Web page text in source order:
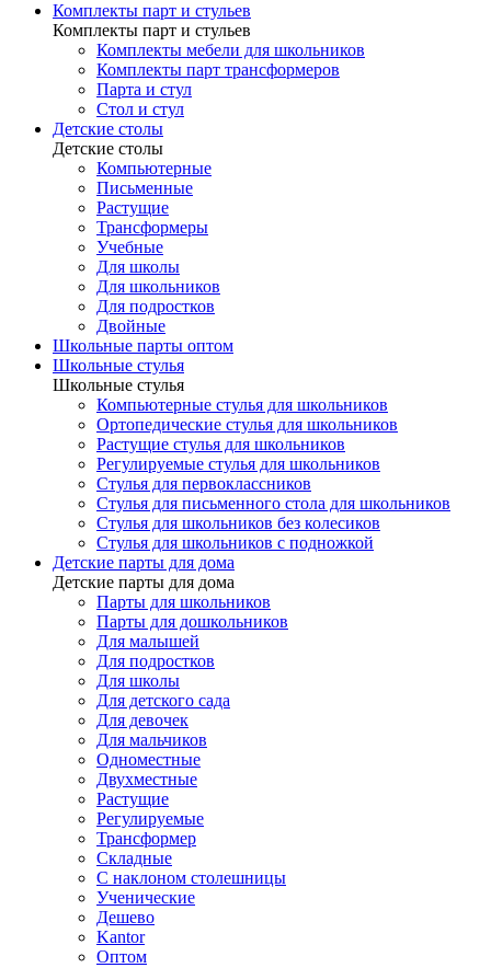
Комплекты парт и стульев
Комплекты парт и стульев
Комплекты мебели для школьников
Комплекты парт трансформеров
Парта и стул
Стол и стул
Детские столы
Детские столы
Компьютерные
Письменные
Растущие
Трансформеры
Учебные
Для школы
Для школьников
Для подростков
Двойные
Школьные парты оптом
Школьные стулья
Школьные стулья
Компьютерные стулья для школьников
Ортопедические стулья для школьников
Растущие стулья для школьников
Регулируемые стулья для школьников
Стулья для первоклассников
Стулья для письменного стола для школьников
Стулья для школьников без колесиков
Стулья для школьников с подножкой
Детские парты для дома
Детские парты для дома
Парты для школьников
Парты для дошкольников
Для малышей
Для подростков
Для школы
Для детского сада
Для девочек
Для мальчиков
Одноместные
Двухместные
Растущие
Регулируемые
Трансформер
Складные
С наклоном столешницы
Ученические
Дешево
Kantor
Оптом